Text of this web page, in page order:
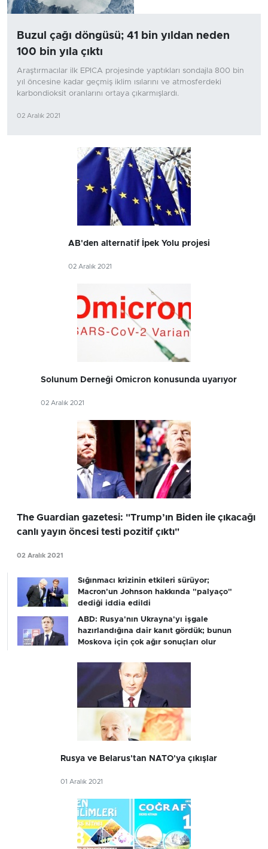
Buzul çağı döngüsü; 41 bin yıldan neden
100 bin yıla çıktı
Araştırmacılar ilk EPICA projesinde yaptıkları sondajla 800 bin
yıl öncesine kadar geçmiş iklim ısılarını ve atmosferdeki
karbondioksit oranlarını ortaya çıkarmışlardı.
02 Aralık 2021
AB'den alternatif İpek Yolu projesi
02 Aralık 2021
Solunum Derneği Omicron konusunda uyarıyor
02 Aralık 2021
The Guardian gazetesi: "Trump’ın Biden ile çıkacağı
canlı yayın öncesi testi pozitif çıktı"
02 Aralık 2021
Sığınmacı krizinin etkileri sürüyor;
Macron'un Johnson hakkında "palyaço"
dediği iddia edildi
ABD: Rusya'nın Ukrayna'yı işgale
hazırlandığına dair kanıt gördük; bunun
Moskova için çok ağır sonuçları olur
Rusya ve Belarus'tan NATO'ya çıkışlar
01 Aralık 2021